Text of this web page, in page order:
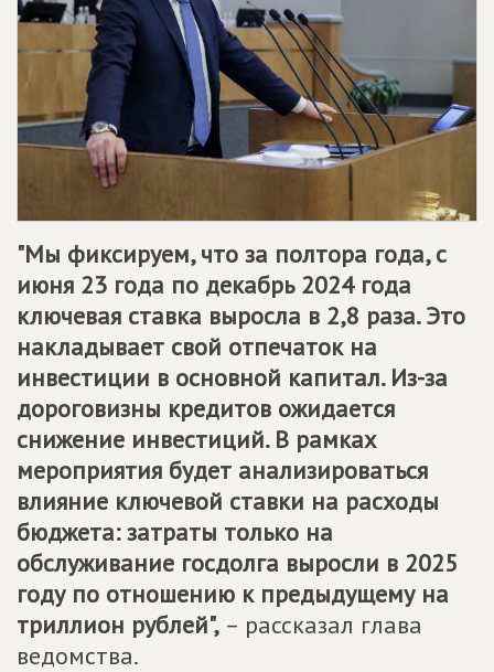
"Мы фиксируем, что за полтора года, с
июня 23 года по декабрь 2024 года
ключевая ставка выросла в 2,8 раза. Это
накладывает свой отпечаток на
инвестиции в основной капитал. Из-за
дороговизны кредитов ожидается
снижение инвестиций. В рамках
мероприятия будет анализироваться
влияние ключевой ставки на расходы
бюджета: затраты только на
обслуживание госдолга выросли в 2025
году по отношению к предыдущему на
триллион рублей", – рассказал глава
ведомства.